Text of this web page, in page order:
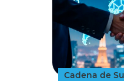
Cadena de